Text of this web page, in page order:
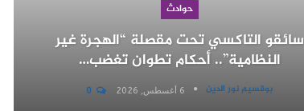
حوادث
سائقو التاكسي تحت مقصلة “الهجرة غير
النظامية”.. أحكام تطوان تغضب…
بوقسيم نور الدين 6 أغسطس, 2026